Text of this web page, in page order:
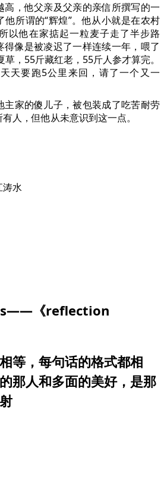
高，他父亲及父亲的亲信所撰写的一
所谓的“辉煌”。他从小就是在农村
以他在家掂起一粒麦子走了半步路
得像是被凌迟了一样连续一年，喂了
，55斤藏红老，55斤人参才算完。
天要跑5公里来回，请了一个又一
主家的傻儿子，被包装成了吃苦耐劳
人，但他从未意识到这一点。
水
《reflection
等，每句话的格式都相
那人和多面的美好，是那